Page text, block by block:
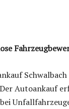
Autoankauf